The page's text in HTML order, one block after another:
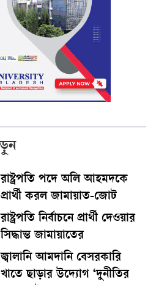
রাষ্ট্রপতি পদে অলি আহমদকে
প্রার্থী করল জামায়াত-জোট
রাষ্ট্রপতি নির্বাচনে প্রার্থী দেওয়ার
সিদ্ধান্ত জামায়াতের
জ্বালানি আমদানি বেসরকারি
খাতে ছাড়ার উদ্যোগ ‘দুনীতির